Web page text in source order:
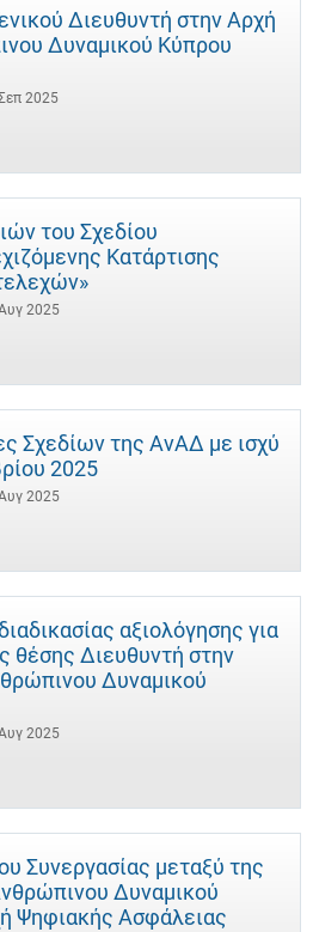
Διευθυντή στην Αρχή
Δυναμικού Κύπρου
2025
του Σχεδίου
Κατάρτισης
2025
Σχεδίων της ΑνΑΔ με ισχύ
2025
2025
αξιολόγησης για
θέσης Διευθυντή στην
Δυναμικού
2025
Συνεργασίας μεταξύ της
Δυναμικού
Ψηφιακής Ασφάλειας